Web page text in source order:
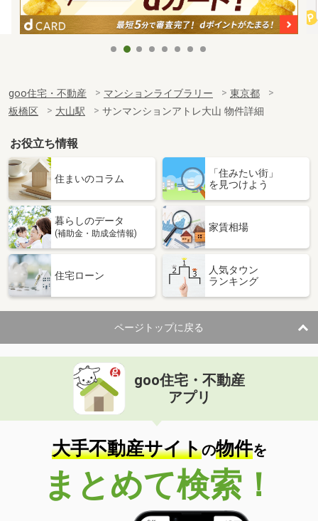
goo住宅・不動産 マンションライブラリー
東京都
板橋区
大山駅 サンマンションアトレ大山 物件詳細
お役立ち情報
住まいのコラム
「住みたい街」
を見つけよう
暮らしのデータ
(補助金・助成金情報)
家賃相場
住宅ローン
人気タウン
ランキング
ページトップに戻る
goo住宅・不動産
アプリ
大手不動産サイトの物件を
まとめて検索！